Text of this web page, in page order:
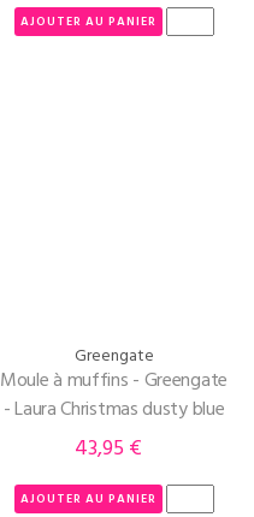
AJOUTER AU PANIER
Greengate
Moule à muffins - Greengate
- Laura Christmas dusty blue
Prix
43,95 €
AJOUTER AU PANIER